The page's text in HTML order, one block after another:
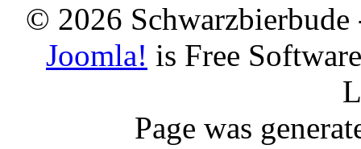
© 2026
Joomla! is Free
Page was